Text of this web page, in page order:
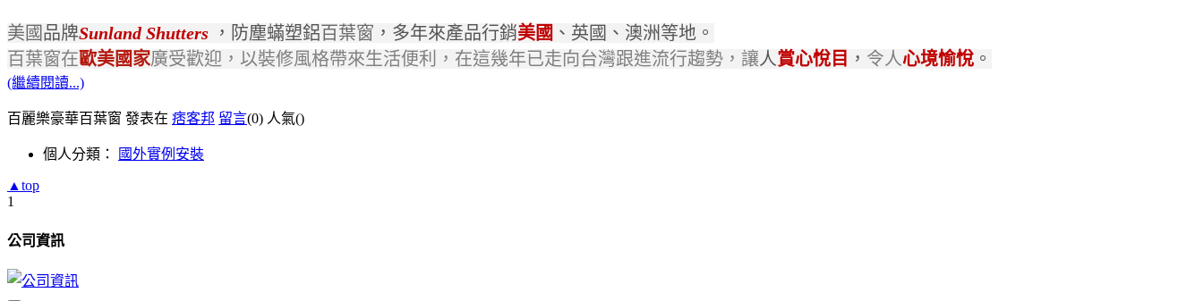
美國品牌Sunland Shutters ，防塵蟎塑鋁百葉窗 ，多年來產品行銷美國 、英國、澳洲等地。
百葉窗在歐美國家廣受歡迎，以裝修風格帶來生活便利，在這幾年已走向台灣跟進流行趨勢，讓人賞心悅目 ， 令人心境愉悅 。
(繼續閱讀...)
百麗樂豪華百葉窗 發表在 痞客邦 留言(0) 人氣()
個人分類： 國外實例安裝
▲top
1
公司資訊